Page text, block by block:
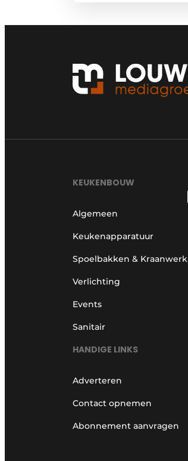
KEUKENBOUW
Algemeen
Keukenapparatuur
Spoelbakken & Kraanwerk
Verlichting
Events
Sanitair
HANDIGE LINKS
Adverteren
Contact opnemen
Abonnement aanvragen